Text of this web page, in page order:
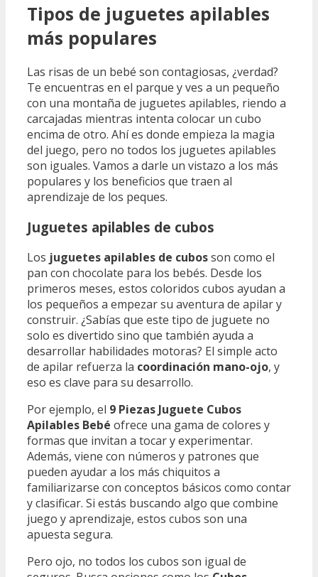
Tipos de juguetes apilables
más populares
Las risas de un bebé son contagiosas, ¿verdad?
Te encuentras en el parque y ves a un pequeño
con una montaña de juguetes apilables, riendo a
carcajadas mientras intenta colocar un cubo
encima de otro. Ahí es donde empieza la magia
del juego, pero no todos los juguetes apilables
son iguales. Vamos a darle un vistazo a los más
populares y los beneficios que traen al
aprendizaje de los peques.
Juguetes apilables de cubos
Los juguetes apilables de cubosson como el
pan con chocolate para los bebés. Desde los
primeros meses, estos coloridos cubos ayudan a
los pequeños a empezar su aventura de apilar y
construir. ¿Sabías que este tipo de juguete no
solo es divertido sino que también ayuda a
desarrollar habilidades motoras? El simple acto
de apilar refuerza la coordinación mano-ojo, y
eso es clave para su desarrollo.
Por ejemplo, el 9 Piezas Juguete Cubos
Apilables Bebé ofrece una gama de colores y
formas que invitan a tocar y experimentar.
Además, viene con números y patrones que
pueden ayudar a los más chiquitos a
familiarizarse con conceptos básicos como contar
y clasificar. Si estás buscando algo que combine
juego y aprendizaje, estos cubos son una
apuesta segura.
Pero ojo, no todos los cubos son igual de